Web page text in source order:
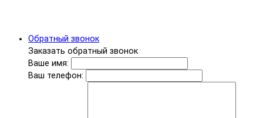
Обратный звонок
Заказать обратный звонок
Ваше имя:
Ваш телефон: